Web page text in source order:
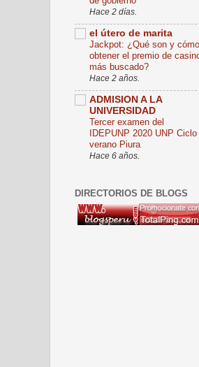
Hace 2 días.
el útero de marita
Jackpot: ¿Qué son y cómo
obtener el premio de
más buscado?
Hace 2 años.
ADMISION A LA
UNIVERSIDAD
Tercer examen del
IDEPUNP 2020 UNP Ciclo
verano Piura
Hace 6 años.
DIRECTORIOS DE BLOGS